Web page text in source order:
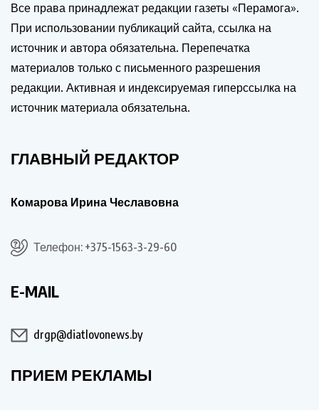
Все права принадлежат редакции газеты «Перамога».
При использовании публикаций сайта, ссылка на
источник и автора обязательна. Перепечатка
материалов только с письменного разрешения
редакции. Активная и индексируемая гиперссылка на
источник материала обязательна.
ГЛАВНЫЙ РЕДАКТОР
Комарова Ирина Чеславовна
Телефон: +375-1563-3-29-60
E-MAIL
drgp@diatlovonews.by
ПРИЕМ РЕКЛАМЫ